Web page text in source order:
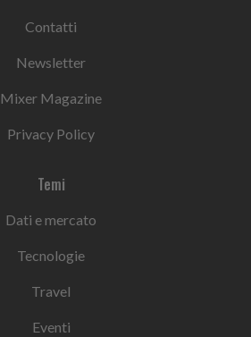
Contatti
Newsletter
Mixer Magazine
Privacy Policy
Temi
Dati e mercato
Tecnologie
Travel
Eventi